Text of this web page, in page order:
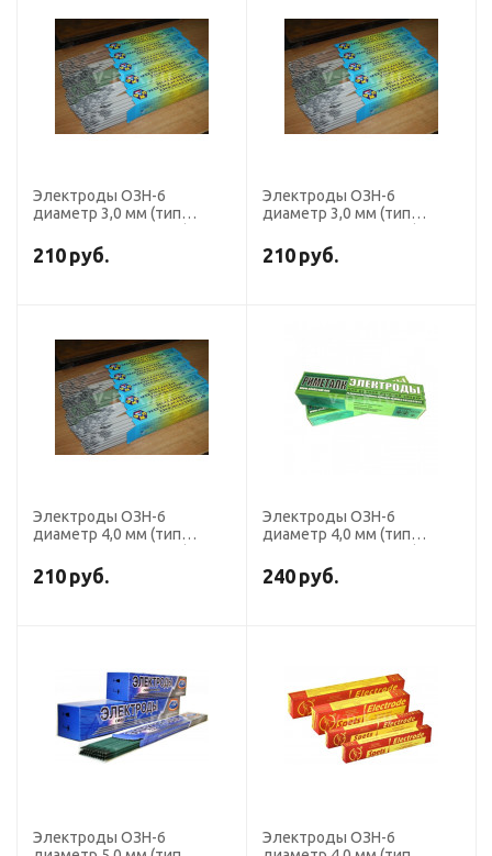
Электроды ОЗН-6
диаметр 3,0 мм (тип
наплавочные (пачка 4 кг,
ЯЭМП)
210 руб.
Электроды ОЗН-6
диаметр 3,0 мм (тип
наплавочные (пачка 5 кг,
ЯЭМП)
210 руб.
Электроды ОЗН-6
диаметр 4,0 мм (тип
наплавочные (пачка 5 кг,
ЯЭМП)
210 руб.
Электроды ОЗН-6
диаметр 4,0 мм (тип
наплавочные (пачка 5 кг,
Риметалк)
240 руб.
Электроды ОЗН-6
Электроды ОЗН-6